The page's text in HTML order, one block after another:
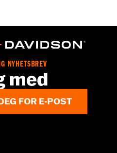
HEIGHT: 7” / HEEL HEIGHT:
NYHETSBREV
med
FOR E-POST